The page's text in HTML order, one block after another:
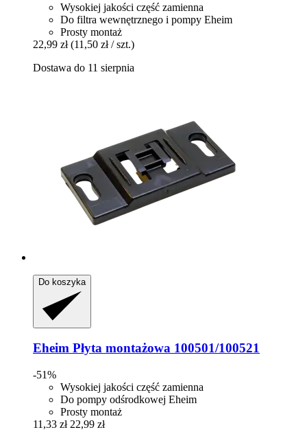
Wysokiej jakości część zamienna
Do filtra wewnętrznego i pompy Eheim
Prosty montaż
22,99 zł (11,50 zł / szt.)
Dostawa do 11 sierpnia
Do koszyka
Eheim Płyta montażowa 100501/100521
-51%
Wysokiej jakości część zamienna
Do pompy odśrodkowej Eheim
Prosty montaż
11,33 zł 22,99 zł